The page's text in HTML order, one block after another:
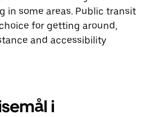
in some areas. Public transit
for getting around,
and accessibility
i